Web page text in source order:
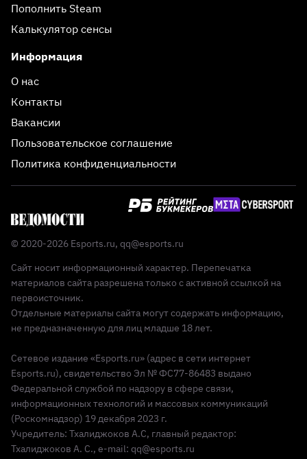
Пополнить Steam
Калькулятор сенсы
Информация
О нас
Контакты
Вакансии
Пользовательское соглашение
Политика конфиденциальности
© 2020-2026 Esports.ru, qq@esports.ru
Сайт носит информационный характер. Перепечатка
материалов сайта разрешена только с активной ссылкой на
первоисточник.
Отдельные материалы сайта могут содержать информацию,
не предназначенную для лиц младше 18 лет.
Сетевое издание «Esports.ru» (адрес в сети интернет
Esports.ru), свидетельство Эл № ФС77-86483 выдано
Федеральной службой по надзору в сфере связи,
информационных технологий и массовых коммуникаций
(Роскомнадзор) 19 декабря 2023 г.
Учредитель: Тхалиджоков А.С, главный редактор:
Тхалиджоков А. С., e-mail: qq@esports.ru